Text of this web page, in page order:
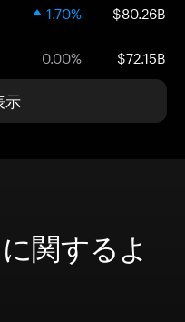
1.70% $80.26B
0.00% $72.15B
示
関するよ